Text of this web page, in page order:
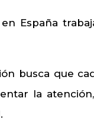
en España
busca que
la